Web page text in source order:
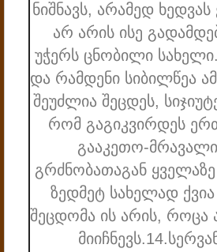
ნიშნავს, არამედ
არ არის ისე
უჭერს ცნობილი სახელი.
და რამდენი სიბილწეა
შეუძლია შეცდეს,
რომ გაგიკვირდეს
გააკეთო-
გრძნობათაგან
ზედმეტ სახელად ქვია
შეცდომა ის არის,
მიიჩნევს.